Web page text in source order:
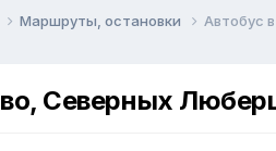
Маршруты, остановки Автобус
Северных